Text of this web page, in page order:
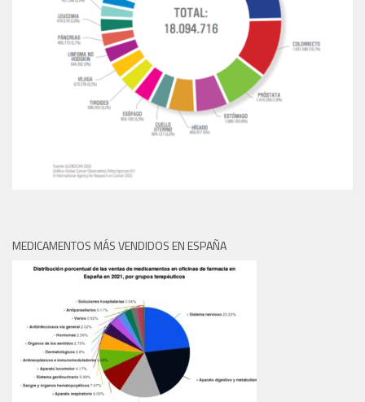
MEDICAMENTOS MÁS VENDIDOS EN ESPAÑA